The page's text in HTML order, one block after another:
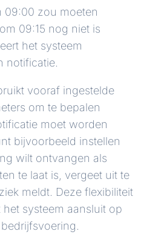
09:00 zou moeten
09:15 nog niet is
het systeem
notificatie.
vooraf ingestelde
om te bepalen
moet worden
bijvoorbeeld instellen
wilt ontvangen als
te laat is, vergeet uit te
meldt. Deze flexibiliteit
systeem aansluit op